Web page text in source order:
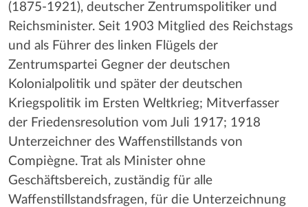
(1875-1921), deutscher Zentrumspolitiker und
Reichsminister. Seit 1903 Mitglied des Reichstags
und als Führer des linken Flügels der
Zentrumspartei Gegner der deutschen
Kolonialpolitik und später der deutschen
Kriegspolitik im Ersten Weltkrieg; Mitverfasser
der Friedensresolution vom Juli 1917; 1918
Unterzeichner des Waffenstillstands von
Compiègne. Trat als Minister ohne
Geschäftsbereich, zuständig für alle
Waffenstillstandsfragen, für die Unterzeichnung